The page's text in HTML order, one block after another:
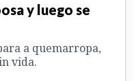
y luego se
a quemarropa,
vida.